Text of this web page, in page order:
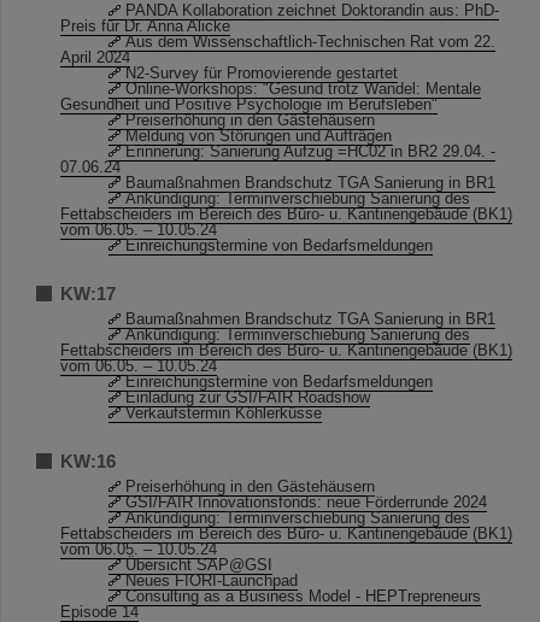
PANDA Kollaboration zeichnet Doktorandin aus: PhD-
Preis für Dr. Anna Alicke
Aus dem Wissenschaftlich-Technischen Rat vom 22.
April 2024
N2-Survey für Promovierende gestartet
Online-Workshops: "Gesund trotz Wandel: Mentale
Gesundheit und Positive Psychologie im Berufsleben"
Preiserhöhung in den Gästehäusern
Meldung von Störungen und Aufträgen
Erinnerung: Sanierung Aufzug =HC02 in BR2 29.04. -
07.06.24
Baumaßnahmen Brandschutz TGA Sanierung in BR1
Ankündigung: Terminverschiebung Sanierung des
Fettabscheiders im Bereich des Büro- u. Kantinengebäude (BK1)
vom 06.05. – 10.05.24
Einreichungstermine von Bedarfsmeldungen
KW:17
Baumaßnahmen Brandschutz TGA Sanierung in BR1
Ankündigung: Terminverschiebung Sanierung des
Fettabscheiders im Bereich des Büro- u. Kantinengebäude (BK1)
vom 06.05. – 10.05.24
Einreichungstermine von Bedarfsmeldungen
Einladung zur GSI/FAIR Roadshow
Verkaufstermin Köhlerküsse
KW:16
Preiserhöhung in den Gästehäusern
GSI/FAIR Innovationsfonds: neue Förderrunde 2024
Ankündigung: Terminverschiebung Sanierung des
Fettabscheiders im Bereich des Büro- u. Kantinengebäude (BK1)
vom 06.05. – 10.05.24
Übersicht SAP@GSI
Neues FIORI-Launchpad
Consulting as a Business Model - HEPTrepreneurs
Episode 14